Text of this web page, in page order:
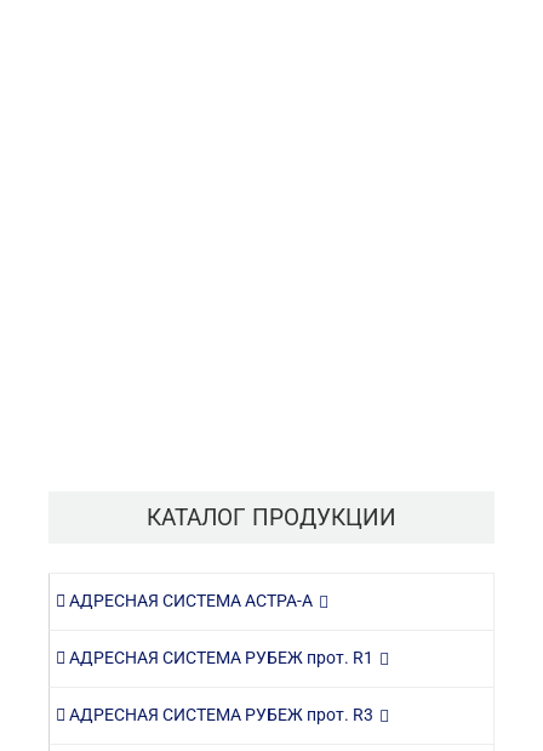
КАТАЛОГ ПРОДУКЦИИ
АДРЕСНАЯ СИСТЕМА АСТРА-А
АДРЕСНАЯ СИСТЕМА РУБЕЖ прот. R1
АДРЕСНАЯ СИСТЕМА РУБЕЖ прот. R3